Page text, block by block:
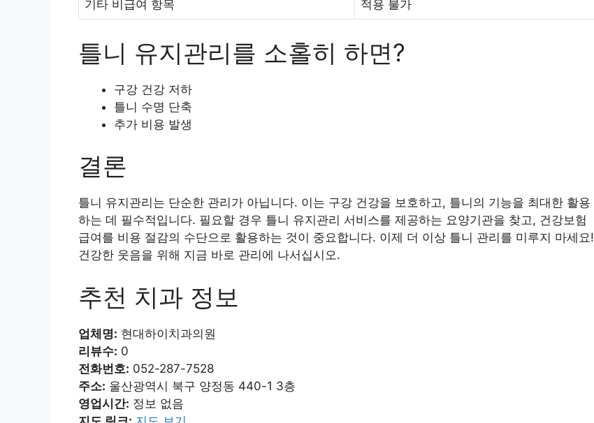
기타 비급여 항목 적용 불가
틀니 유지관리를 소홀히 하면?
구강 건강 저하
틀니 수명 단축
추가 비용 발생
결론
틀니 유지관리는 단순한 관리가 아닙니다. 이는 구강 건강을 보호하고, 틀니의 기능을 최대한 활용
하는 데 필수적입니다. 필요할 경우 틀니 유지관리 서비스를 제공하는 요양기관을 찾고, 건강보험
급여를 비용 절감의 수단으로 활용하는 것이 중요합니다. 이제 더 이상 틀니 관리를 미루지 마세요!
건강한 웃음을 위해 지금 바로 관리에 나서십시오.
추천 치과 정보
업체명: 현대하이치과의원
리뷰수: 0
전화번호: 052-287-7528
주소: 울산광역시 북구 양정동 440-1 3층
영업시간: 정보 없음